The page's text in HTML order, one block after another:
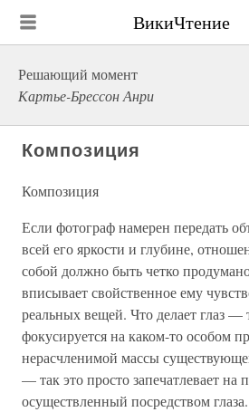
ВикиЧтение
Решающий момент
Картье-Брессон Анри
Композиция
Композиция
Если фотограф намерен передать
всей его яркости и глубине,
собой должно быть четко
вписывает свойственное ему
реальных вещей. Что делает глаз —
фокусируется на каком-то особом
нерасчленимой массы
— так это просто запечатлевает на
осуществленный посредством